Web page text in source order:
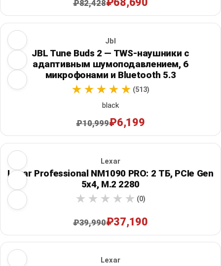
₽82,428
Jbl
JBL Tune Buds 2 — TWS-наушники с
адаптивным шумоподавлением, 6
микрофонами и Bluetooth 5.3
(513)
black
₽10,999₽6,199
Lexar
Lexar Professional NM1090 PRO: 2 ТБ, PCIe Gen
5x4, M.2 2280
(0)
₽39,990₽37,190
Lexar